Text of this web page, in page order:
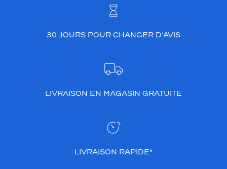
30 JOURS POUR CHANGER D’AVIS
LIVRAISON EN MAGASIN GRATUITE
LIVRAISON RAPIDE*